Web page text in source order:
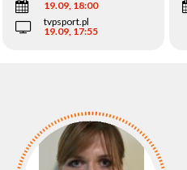
19.09, 18:00
tvpsport.pl
19.09, 17:55